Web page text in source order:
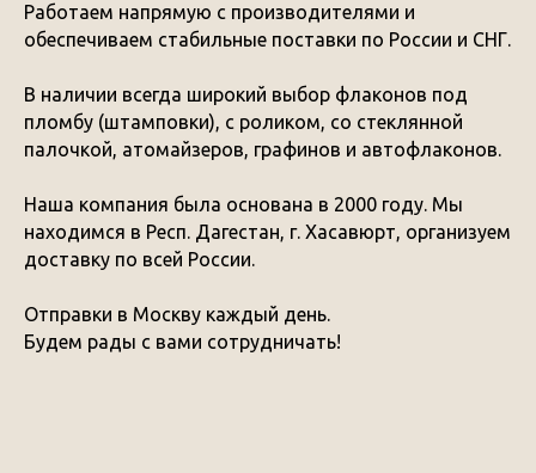
Работаем напрямую с производителями и
обеспечиваем стабильные поставки по России и СНГ.
В наличии всегда широкий выбор флаконов под
пломбу (штамповки), с роликом, со стеклянной
палочкой, атомайзеров, графинов и автофлаконов.
Наша компания была основана в 2000 году. Мы
находимся в Респ. Дагестан, г. Хасавюрт, организуем
доставку по всей России.
Отправки в Москву каждый день.
Будем рады с вами сотрудничать!